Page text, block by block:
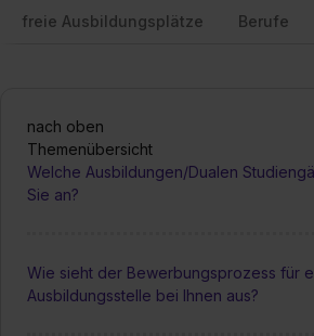
freie Ausbildungsplätze Berufe
nach oben
Themenübersicht
Welche Ausbildungen/Dualen
Sie an?
Wie sieht der Bewerbungsprozess für
Ausbildungsstelle bei Ihnen aus?